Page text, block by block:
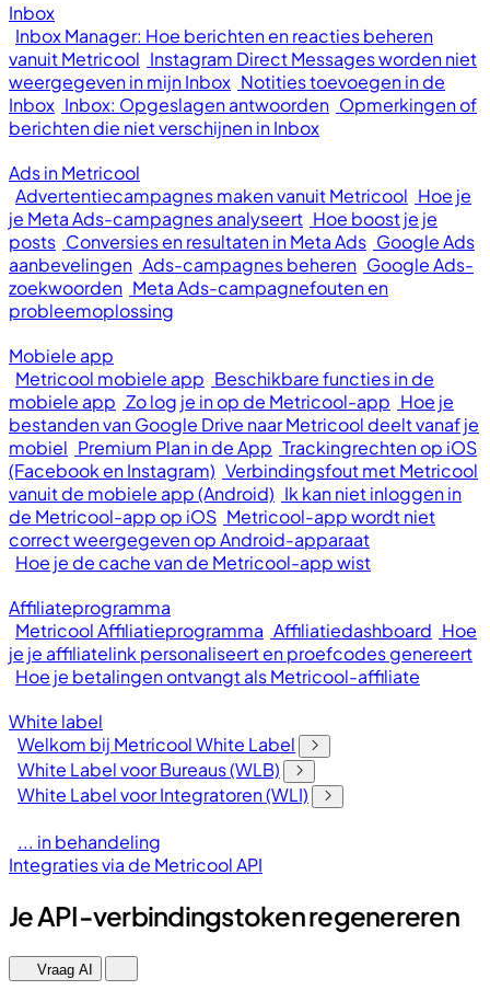
Inbox
Inbox Manager: Hoe berichten en reacties beheren
vanuit Metricool Instagram Direct Messages worden niet
weergegeven in mijn Inbox Notities toevoegen in de
Inbox Inbox: Opgeslagen antwoorden Opmerkingen of
berichten die niet verschijnen in Inbox
Ads in Metricool
Advertentiecampagnes maken vanuit Metricool Hoe je
je Meta Ads-campagnes analyseert Hoe boost je je
posts Conversies en resultaten in Meta Ads Google Ads
aanbevelingen Ads-campagnes beheren Google Ads-
zoekwoorden Meta Ads-campagnefouten en
probleemoplossing
Mobiele app
Metricool mobiele app Beschikbare functies in de
mobiele app Zo log je in op de Metricool-app Hoe je
bestanden van Google Drive naar Metricool deelt vanaf je
mobiel Premium Plan in de App Trackingrechten op iOS
(Facebook en Instagram) Verbindingsfout met Metricool
vanuit de mobiele app (Android) Ik kan niet inloggen in
de Metricool-app op iOS Metricool-app wordt niet
correct weergegeven op Android-apparaat
Hoe je de cache van de Metricool-app wist
Affiliateprogramma
Metricool Affiliatieprogramma Affiliatiedashboard Hoe
je je affiliatelink personaliseert en proefcodes genereert
Hoe je betalingen ontvangt als Metricool-affiliate
White label
Welkom bij Metricool White Label
White Label voor Bureaus (WLB)
White Label voor Integratoren (WLI)
... in behandeling
Integraties via de Metricool API
Je API-verbindingstoken regenereren
Vraag AI